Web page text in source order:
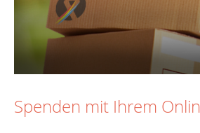
Spenden mit Ihrem